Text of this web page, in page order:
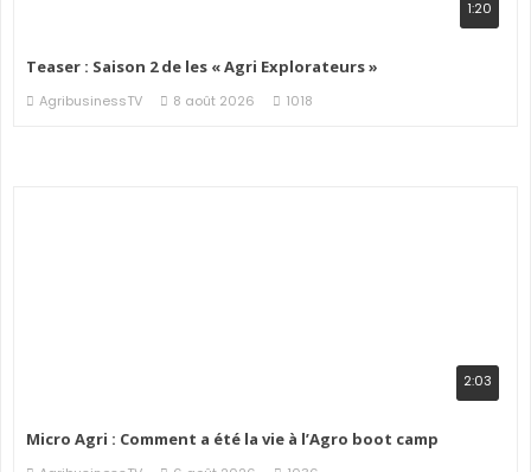
1:20
Teaser : Saison 2 de les « Agri Explorateurs »
AgribusinessTV 8 août 2026 1018
2:03
Micro Agri : Comment a été la vie à l’Agro boot camp